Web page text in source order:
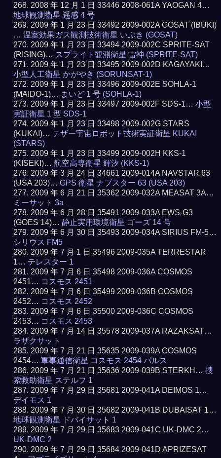
2008 年 12 月 1 日 33446 2008-061A YAOGAN 4…
地球観測衛星 遥感 4 号
2009 年 1 月 23 日 33492 2009-002A GOSAT (IBUKI)
…温室効果ガス観測技術衛星 いぶき (GOSAT)
2009 年 1 月 23 日 33494 2009-002C SPRITE-SAT
(RISING)… スプライト観測衛星 雷神 (SPRITE-SAT)
2009 年 1 月 23 日 33495 2009-002D KAGAYAKI…
小型人工衛星 かがやき (SORUNSAT-1)
2009 年 1 月 23 日 33496 2009-002E SOHLA-1
(MAIDO-1)… まいど 1 号 (SOHLA-1)
2009 年 1 月 23 日 33497 2009-002F SDS-1…小型
実証衛星 1 型 SDS-1
2009 年 1 月 23 日 33498 2009-002G STARS
(KUKAI)… テザー宇宙ロボット技術実証衛星 KUKAI
(STARS)
2009 年 1 月 23 日 33499 2009-002H KKS-1
(KISEKI)…航空高専衛星 輝汐 (KKS-1)
2009 年 3 月 24 日 34661 2009-014A NAVSTAR 63
(USA 203)…GPS 衛星 ナブスター 63 (USA 203)
2009 年 6 月 21 日 35362 2009-032A MEASAT 3A…
ミーサット 3a
2009 年 6 月 28 日 35491 2009-033A EWS-G3
(GOES 14)…静止実用環境衛星 ゴーズ 14 号
2009 年 6 月 30 日 35493 2009-034A SIRIUS FM-5…
シリウス FM5
2009 年 7 月 1 日 35496 2009-035A TERRESTAR
1… テレスター 1
2009 年 7 月 6 日 35498 2009-036A COSMOS
2451… コスモス 2451
2009 年 7 月 6 日 35499 2009-036B COSMOS
2452… コスモス 2452
2009 年 7 月 6 日 35500 2009-036C COSMOS
2453… コスモス 2453
2009 年 7 月 14 日 35578 2009-037A RAZAKSAT…
ラザクサット
2009 年 7 月 21 日 35635 2009-039A COSMOS
2454…軍事通信衛星 コスモス 2454 パルス
2009 年 7 月 21 日 35636 2009-039B STERKH…捜
索救助衛星 ステルフ 1
2009 年 7 月 29 日 35681 2009-041A DEIMOS 1…
デイモス 1
2009 年 7 月 30 日 35682 2009-041B DUBAISAT 1…
地球観測衛星 ドバイサット 1
2009 年 7 月 29 日 35683 2009-041C UK-DMC 2…
UK-DMC 2
2009 年 7 月 29 日 35684 2009-041D APRIZESAT